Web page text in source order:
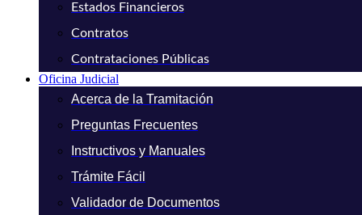
Estados Financieros
Contratos
Contrataciones Públicas
Oficina Judicial
Acerca de la Tramitación
Preguntas Frecuentes
Instructivos y Manuales
Trámite Fácil
Validador de Documentos